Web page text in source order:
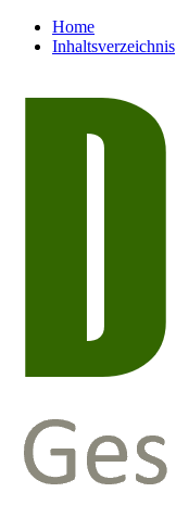
Home
Inhaltsverzeichnis